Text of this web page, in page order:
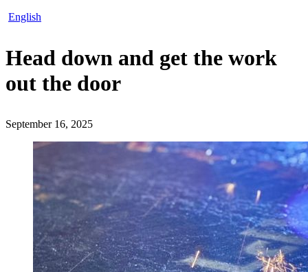
English
Head down and get the work
out the door
September 16, 2025